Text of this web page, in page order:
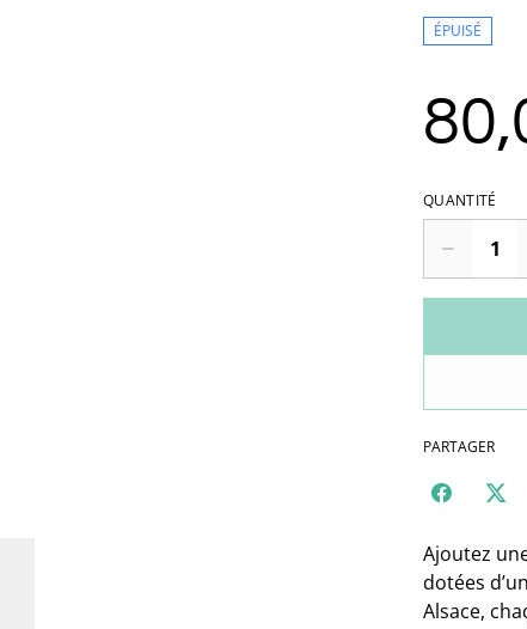
ÉPUISÉ
QUANTITÉ
PARTAGER
Ajoutez
dotées
Alsace,